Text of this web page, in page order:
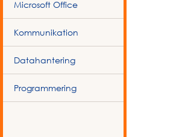
Microsoft Office
Kommunikation
Datahantering
Programmering